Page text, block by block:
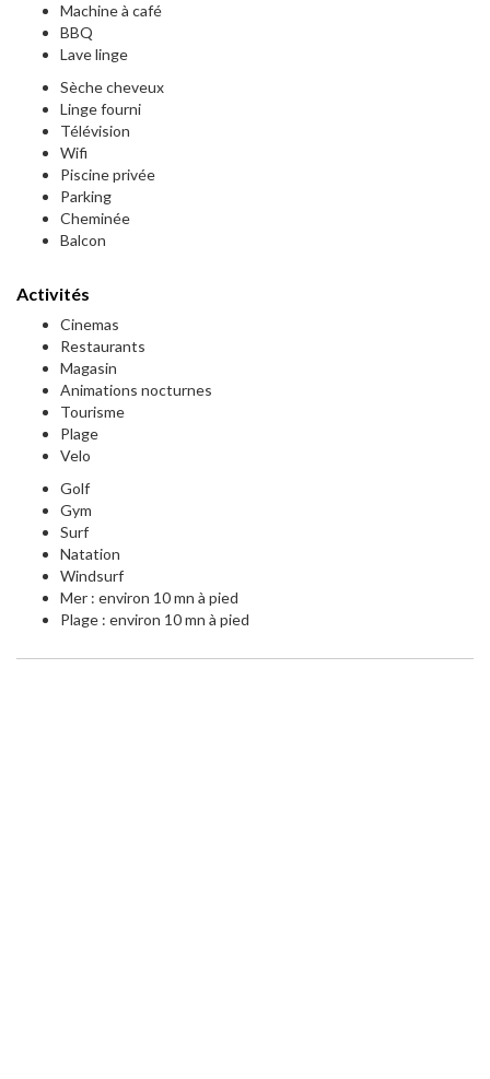
Machine à café
BBQ
Lave linge
Sèche cheveux
Linge fourni
Télévision
Wifi
Piscine privée
Parking
Cheminée
Balcon
Activités
Cinemas
Restaurants
Magasin
Animations nocturnes
Tourisme
Plage
Velo
Golf
Gym
Surf
Natation
Windsurf
Mer : environ 10 mn à pied
Plage : environ 10 mn à pied